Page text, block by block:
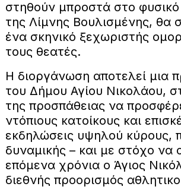
στηθούν μπροστά στο
της Λίμνης Βουλισμένης, θα
ένα σκηνικό ξεχωριστής
τους θεατές.
Η διοργάνωση αποτελεί μια
του Δήμου Αγίου Νικολάου,
της προσπάθειας να
ντόπιους κατοίκους και
εκδηλώσεις υψηλού κύρους,
δυναμικής – και με στόχο να
επόμενα χρόνια ο Άγιος
διεθνής προορισμός